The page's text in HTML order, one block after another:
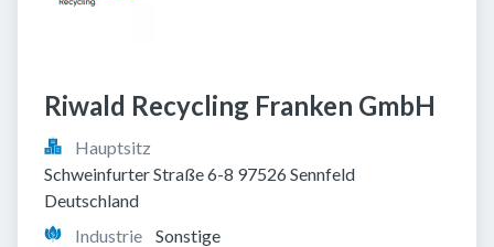
Riwald Recycling Franken GmbH
Hauptsitz
Schweinfurter Straße 6-8 97526 Sennfeld
Deutschland
Industrie
Sonstige